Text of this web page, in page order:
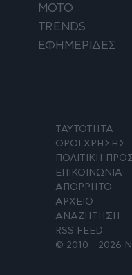
ΜΟΤΟ
TRENDS
ΕΦΗΜΕΡΙΔΕΣ
ΤΑΥΤΟΤΗΤΑ
ΟΡΟΙ ΧΡΗΣΗΣ
ΠΟΛΙΤΙΚΗ
ΕΠΙΚΟΙΝΩΝΙΑ
ΑΠΟΡΡΗΤΟ
ΑΡΧΕΙΟ
ΑΝΑΖΗΤΗΣΗ
RSS FEED
© 2010 - 2026